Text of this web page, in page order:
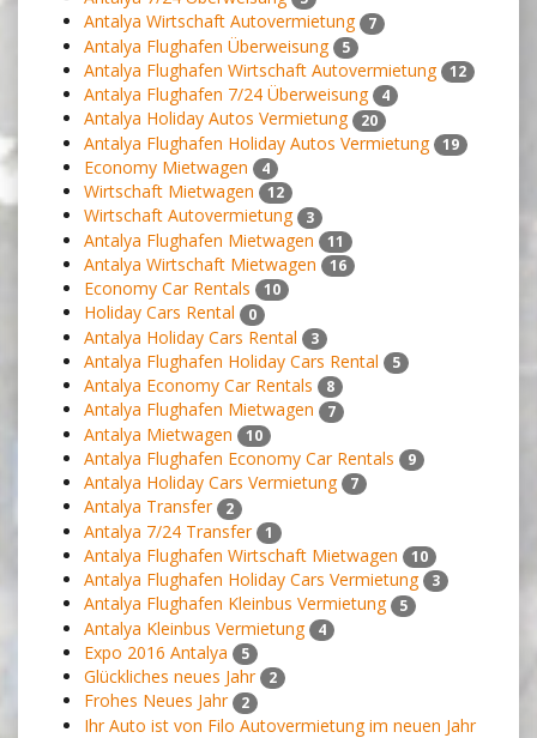
Antalya Wirtschaft Autovermietung 7
Antalya Flughafen Überweisung 5
Antalya Flughafen Wirtschaft Autovermietung 12
Antalya Flughafen 7/24 Überweisung 4
Antalya Holiday Autos Vermietung 20
Antalya Flughafen Holiday Autos Vermietung 19
Economy Mietwagen 4
Wirtschaft Mietwagen 12
Wirtschaft Autovermietung 3
Antalya Flughafen Mietwagen 11
Antalya Wirtschaft Mietwagen 16
Economy Car Rentals 10
Holiday Cars Rental 0
Antalya Holiday Cars Rental 3
Antalya Flughafen Holiday Cars Rental 5
Antalya Economy Car Rentals 8
Antalya Flughafen Mietwagen 7
Antalya Mietwagen 10
Antalya Flughafen Economy Car Rentals 9
Antalya Holiday Cars Vermietung 7
Antalya Transfer 2
Antalya 7/24 Transfer 1
Antalya Flughafen Wirtschaft Mietwagen 10
Antalya Flughafen Holiday Cars Vermietung 3
Antalya Flughafen Kleinbus Vermietung 5
Antalya Kleinbus Vermietung 4
Expo 2016 Antalya 5
Glückliches neues Jahr 2
Frohes Neues Jahr 2
Ihr Auto ist von Filo Autovermietung im neuen Jahr